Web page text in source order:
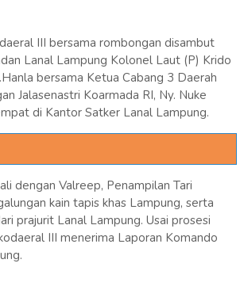
III bersama rombongan disambut
Lanal Lampung Kolonel Laut (P) Krido
bersama Ketua Cabang 3 Daerah
Jalasenastri Koarmada RI, Ny. Nuke
di Kantor Satker Lanal Lampung.
dengan Valreep, Penampilan Tari
kain tapis khas Lampung, serta
prajurit Lanal Lampung. Usai prosesi
III menerima Laporan Komando